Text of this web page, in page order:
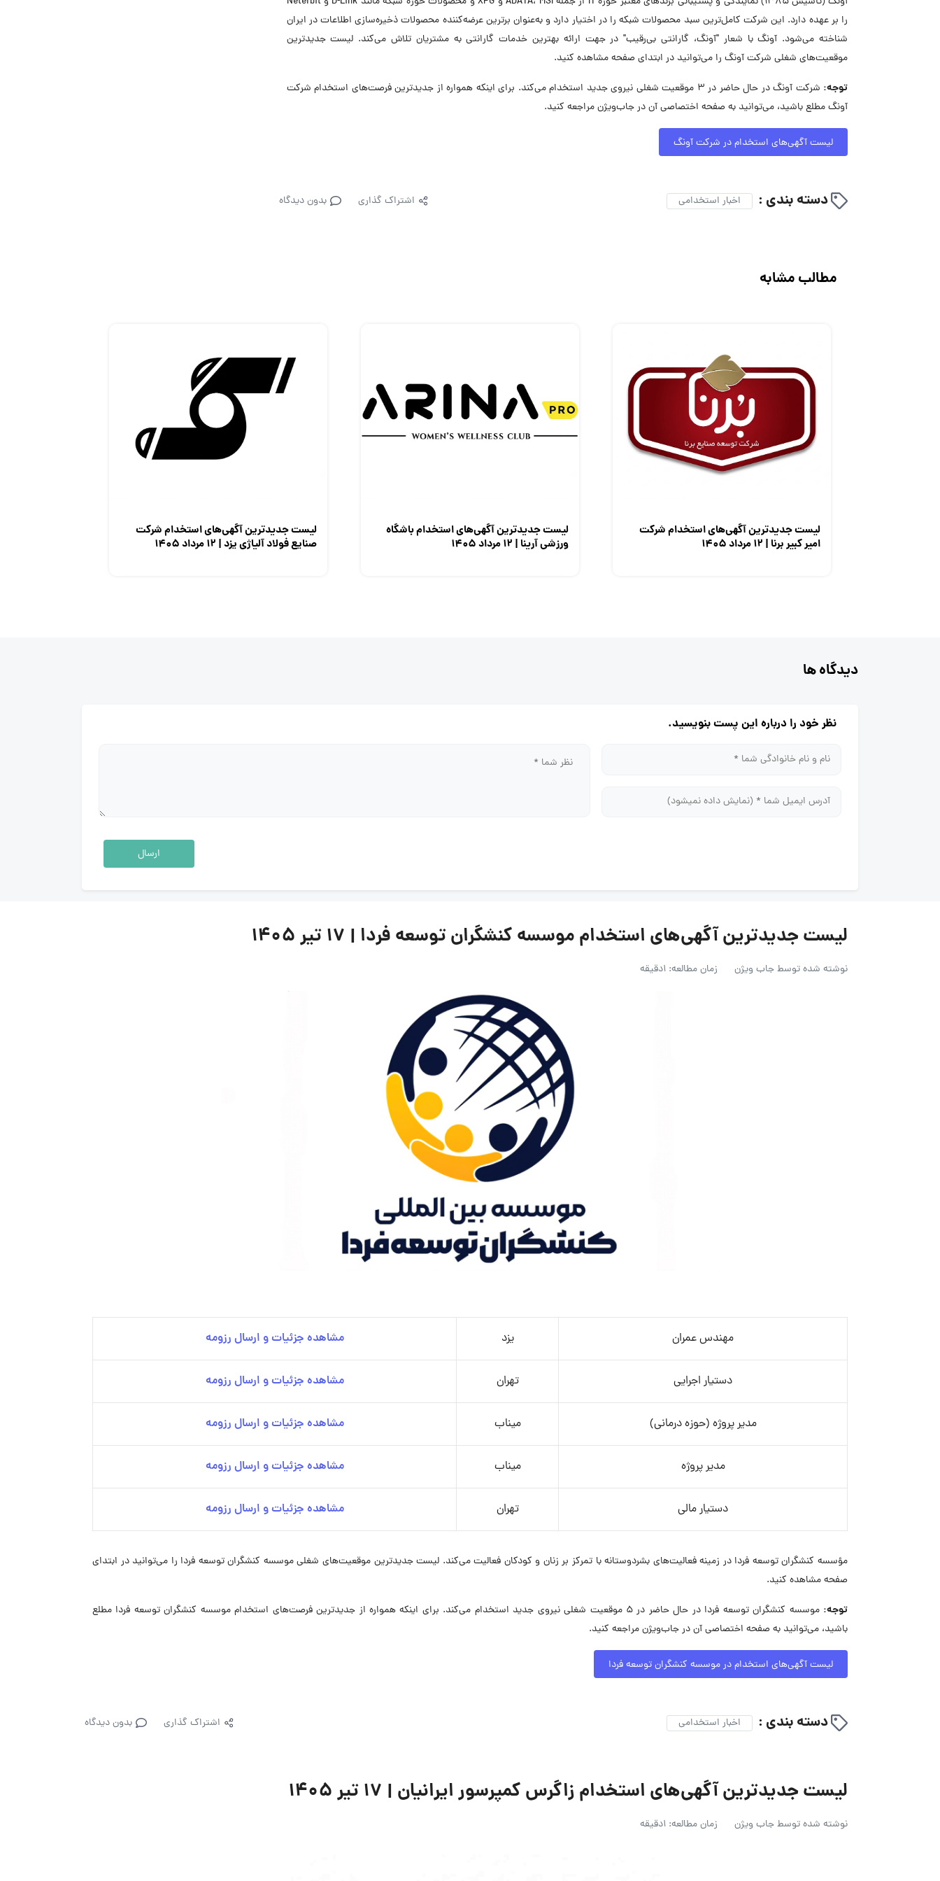
را بر عهده دارد. این شرکت کامل‌ترین سبد محصولات شبکه را در اختیار دارد و به‌عنوان برترین عرضه‌کننده محصولات ذخیره‌سازی اطلاعات در ایران
شناخته می‌شود. آونگ با شعار "آونگ، گارانتی بی‌رقیب" در جهت ارائه بهترین خدمات گارانتی به مشتریان تلاش می‌کند. لیست جدیدترین
موقعیت‌های شغلی شرکت آونگ را می‌توانید در ابتدای صفحه مشاهده کنید.
توجه:
شرکت آونگ در حال حاضر در ۳ موقعیت شغلی نیروی جدید استخدام می‌کند. برای اینکه همواره از جدیدترین فرصت‌های استخدام شرکت
آونگ مطلع باشید، می‌توانید به صفحه اختصاصی آن در جاب‌ویژن مراجعه کنید.
لیست آگهی‌های استخدام در شرکت آونگ
دسته بندی : اخبار استخدامی اشتراک گذاری بدون دیدگاه
مطالب مشابه
لیست جدیدترین آگهی‌های استخدام شرکت
امیر کبیر برنا | ۱۲ مرداد ۱۴۰۵
لیست جدیدترین آگهی‌های استخدام باشگاه
ورزشی آرینا | ۱۲ مرداد ۱۴۰۵
لیست جدیدترین آگهی‌های استخدام شرکت
صنایع فولاد آلیاژی یزد | ۱۲ مرداد ۱۴۰۵
دیدگاه ها
نظر خود را درباره این پست بنویسید.
ارسال
لیست جدیدترین آگهی‌های استخدام موسسه کنشگران توسعه فردا | ۱۷ تیر ۱۴۰۵
نوشته شده توسطجاب ویژن زمان مطالعه: 1دقیقه
مهندس عمران یزد مشاهده جزئیات و ارسال رزومه
دستیار اجرایی تهران مشاهده جزئیات و ارسال رزومه
مدیر پروژه (حوزه درمانی) میناب مشاهده جزئیات و ارسال رزومه
مدیر پروژه میناب مشاهده جزئیات و ارسال رزومه
دستیار مالی تهران مشاهده جزئیات و ارسال رزومه
مؤسسه کنشگران توسعه فردا در زمینه فعالیت‌های بشردوستانه با تمرکز بر زنان و کودکان فعالیت می‌کند. لیست جدیدترین موقعیت‌های شغلی موسسه کنشگران توسعه فردا را می‌توانید در ابتدای
صفحه مشاهده کنید.
توجه:
موسسه کنشگران توسعه فردا در حال حاضر در ۵ موقعیت شغلی نیروی جدید استخدام می‌کند. برای اینکه همواره از جدیدترین فرصت‌های استخدام موسسه کنشگران توسعه فردا مطلع
باشید، می‌توانید به صفحه اختصاصی آن در جاب‌ویژن مراجعه کنید.
لیست آگهی‌های استخدام در موسسه کنشگران توسعه فردا
دسته بندی : اخبار استخدامی اشتراک گذاری بدون دیدگاه
لیست جدیدترین آگهی‌های استخدام زاگرس کمپرسور ایرانیان | ۱۷ تیر ۱۴۰۵
نوشته شده توسطجاب ویژن زمان مطالعه: 1دقیقه